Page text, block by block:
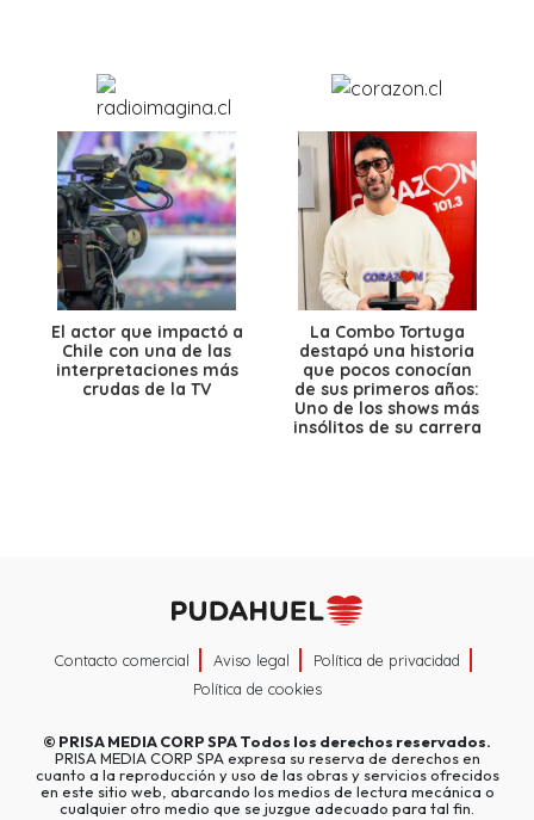
El actor que impactó a
Chile con una de las
interpretaciones más
crudas de la TV
La Combo Tortuga
destapó una historia
que pocos conocían
de sus primeros años:
Uno de los shows más
insólitos de su carrera
Contacto comercial Aviso legal
Política de privacidad
Política de cookies
© PRISA MEDIA CORP SPATodos los derechos reservados.
PRISA MEDIA CORP SPA expresa su reserva de derechos en
cuanto a la reproducción y uso de las obras y servicios ofrecidos
en este sitio web, abarcando los medios de lectura mecánica o
cualquier otro medio que se juzgue adecuado para tal fin.